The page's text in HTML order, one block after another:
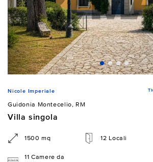
Nicole Imperiale
Guidonia Montecelio, RM
Villa singola
1500 mq 12 Locali
11 Camere da